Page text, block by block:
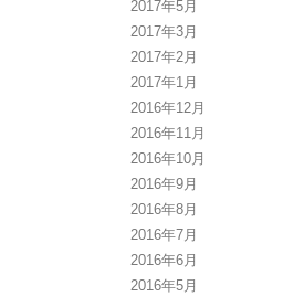
2017年5月
2017年3月
2017年2月
2017年1月
2016年12月
2016年11月
2016年10月
2016年9月
2016年8月
2016年7月
2016年6月
2016年5月